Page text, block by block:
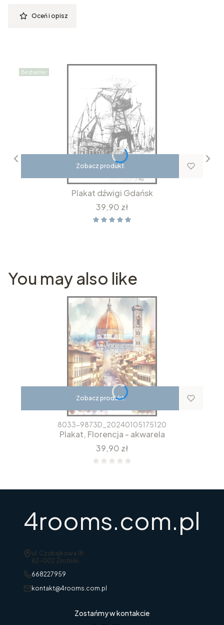
Oceń i opisz
Bestseller
Zobacz produkt
Plakat dźwigi Gdańsk
Cena
39,90 zł
You may also like
Zobacz produkt
8033-9873D_20240105175120
Plakat, Florencja - akwarela
Cena
39,90 zł
4rooms.com.pl
Adres:
ul. Czubajkowa 18
62-002 Złotniki
668227959
kontakt@4rooms.com.pl
Zostańmy w kontakcie